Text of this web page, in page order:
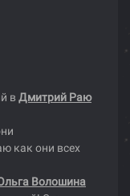
в Дмитрий Раю
как они всех
Волошина